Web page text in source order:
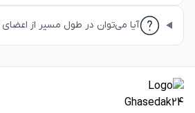
آیا می‌توان در طول مسیر از